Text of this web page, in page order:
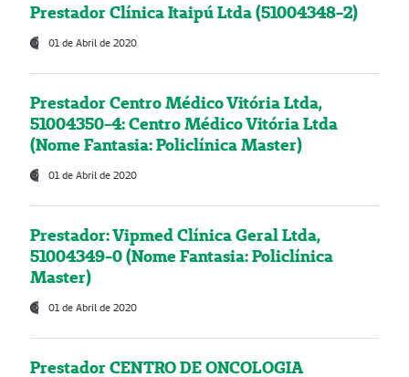
Prestador Clínica Itaipú Ltda (51004348-2)
01 de Abril de 2020
Prestador Centro Médico Vitória Ltda,
51004350-4: Centro Médico Vitória Ltda
(Nome Fantasia: Policlínica Master)
01 de Abril de 2020
Prestador: Vipmed Clínica Geral Ltda,
51004349-0 (Nome Fantasia: Policlínica
Master)
01 de Abril de 2020
Prestador CENTRO DE ONCOLOGIA